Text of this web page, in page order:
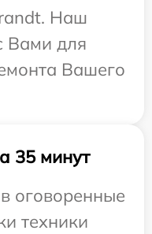
Наш
Вами для
Вашего
35 минут
оговоренные
техники